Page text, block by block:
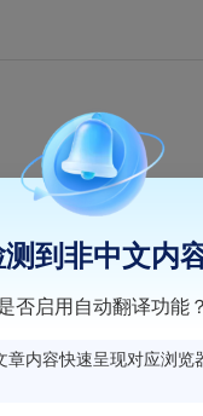
测到非中文内
否启用自动翻译功能？
章内容快速呈现对应浏览